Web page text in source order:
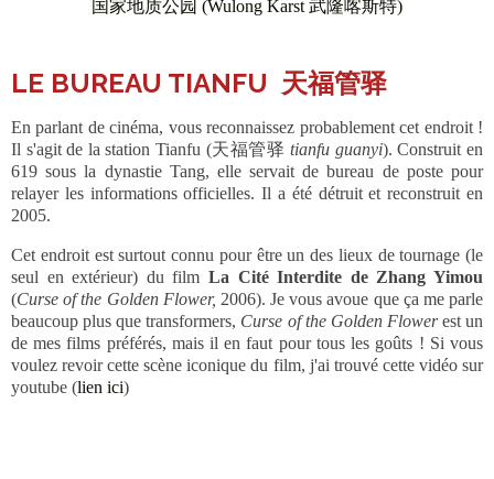
LE BUREAU TIANFU 天福管驿
En parlant de cinéma, vous reconnaissez probablement cet endroit !
Il s'agit de la station Tianfu (天福管驿tianfu guanyi). Construit en
619 sous la dynastie Tang, elle servait de bureau de poste pour
relayer les informations officielles. Il a été détruit et reconstruit en
2005.
Cet endroit est surtout connu pour être un des lieux de tournage (le
seul en extérieur) du film La Cité Interdite de Zhang Yimou
(Curse of the Golden Flower, 2006). Je vous avoue que ça me parle
beaucoup plus que transformers, Curse of the Golden Flowerest un
de mes films préférés, mais il en faut pour tous les goûts ! Si vous
voulez revoir cette scène iconique du film, j'ai trouvé cette vidéo sur
youtube (lien ici)